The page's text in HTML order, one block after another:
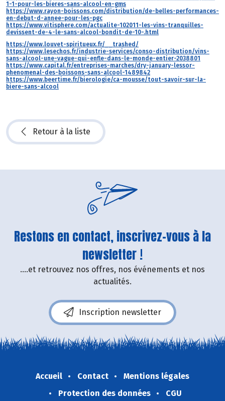
1-1-pour-les-bieres-sans-alcool-en-gms
https://www.rayon-boissons.com/distribution/de-belles-performances-
en-debut-d-annee-pour-les-pgc
https://www.vitisphere.com/actualite-102011-les-vins-tranquilles-
devissent-de-4-le-sans-alcool-bondit-de-10-.html
https://www.louvet-spiritueux.fr/__trashed/
https://www.lesechos.fr/industrie-services/conso-distribution/vins-
sans-alcool-une-vague-qui-enfle-dans-le-monde-entier-2038801
https://www.capital.fr/entreprises-marches/dry-january-lessor-
phenomenal-des-boissons-sans-alcool-1489842
https://www.beertime.fr/bierologie/ca-mousse/tout-savoir-sur-la-
biere-sans-alcool
Retour à la liste
Restons en contact, inscrivez-vous à la
newsletter !
....et retrouvez nos offres, nos événements et nos
actualités.
Inscription newsletter
Accueil Contact
Mentions légales
Protection des données
CGU